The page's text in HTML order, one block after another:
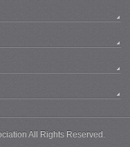
All Rights Reserved.